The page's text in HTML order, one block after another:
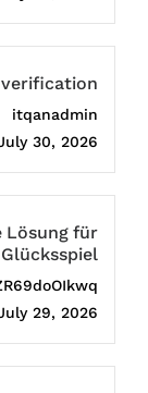
itqanadmin
30, 2026
Lösung für
29, 2026